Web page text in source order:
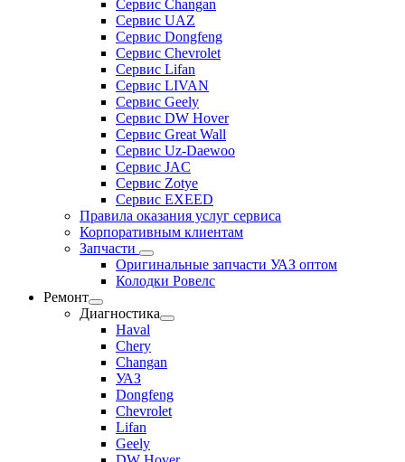
Сервис Changan
Сервис UAZ
Сервис Dongfeng
Сервис Chevrolet
Сервис Lifan
Сервис LIVAN
Сервис Geely
Сервис DW Hover
Сервис Great Wall
Сервис Uz-Daewoo
Сервис JAC
Сервис Zotye
Сервис EXEED
Правила оказания услуг сервиса
Корпоративным клиентам
Запчасти
Оригинальные запчасти УАЗ оптом
Колодки Ровелс
Ремонт
Диагностика
Haval
Chery
Changan
УАЗ
Dongfeng
Chevrolet
Lifan
Geely